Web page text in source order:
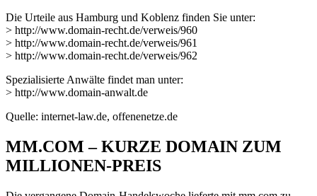
Die Urteile aus Hamburg und Koblenz finden Sie unter:
> http://www.domain-recht.de/verweis/960
> http://www.domain-recht.de/verweis/961
> http://www.domain-recht.de/verweis/962
Spezialisierte Anwälte findet man unter:
> http://www.domain-anwalt.de
Quelle: internet-law.de, offenenetze.de
MM.COM – KURZE DOMAIN ZUM
MILLIONEN-PREIS